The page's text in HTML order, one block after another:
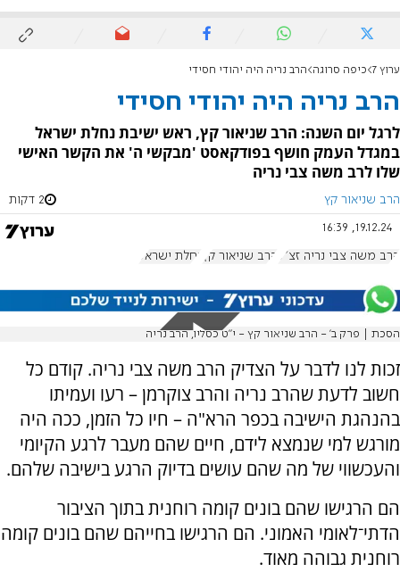
ערוץ 7 כיפה סרוגה הרב נריה היה יהודי חסידי
הרב נריה היה יהודי חסידי
לרגל יום השנה: הרב שניאור קץ, ראש ישיבת נחלת ישראל
במגדל העמק חושף בפודקאסט 'מבקשי ה' את הקשר האישי
שלו לרב משה צבי נריה
הרב שניאור קץ 2 דקות
19.12.24, 16:39
הרב משה צבי נריה זצ"ל הרב שניאור קץ נחלת ישראל
הסכת | פרק ב' - הרב שניאור קץ - י"ט כסליו, הרב נריה
זכות לנו לדבר על הצדיק הרב משה צבי נריה. קודם כל
חשוב לדעת שהרב נריה והרב צוקרמן – רעו ועמיתו
בהנהגת הישיבה בכפר הרא"ה – חיו כל הזמן, ככה היה
מורגש למי שנמצא לידם, חיים שהם מעבר לרגע הקיומי
והעכשווי של מה שהם עושים בדיוק הרגע בישיבה שלהם.
הם הרגישו שהם בונים קומה רוחנית בתוך הציבור
הדתי־לאומי האמוני. הם הרגישו בחייהם שהם בונים קומה
רוחנית גבוהה מאוד.